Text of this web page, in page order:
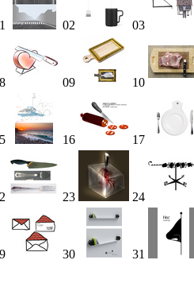
02 03
09 10
16 17
23 24
30
31